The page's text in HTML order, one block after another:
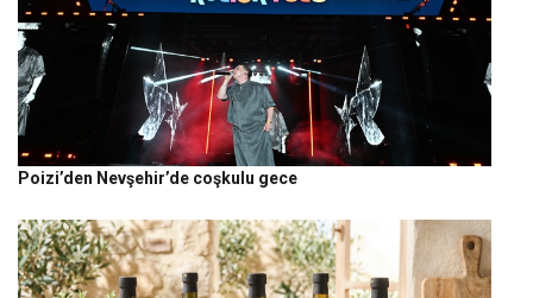
Poizi’den Nevşehir’de coşkulu gece